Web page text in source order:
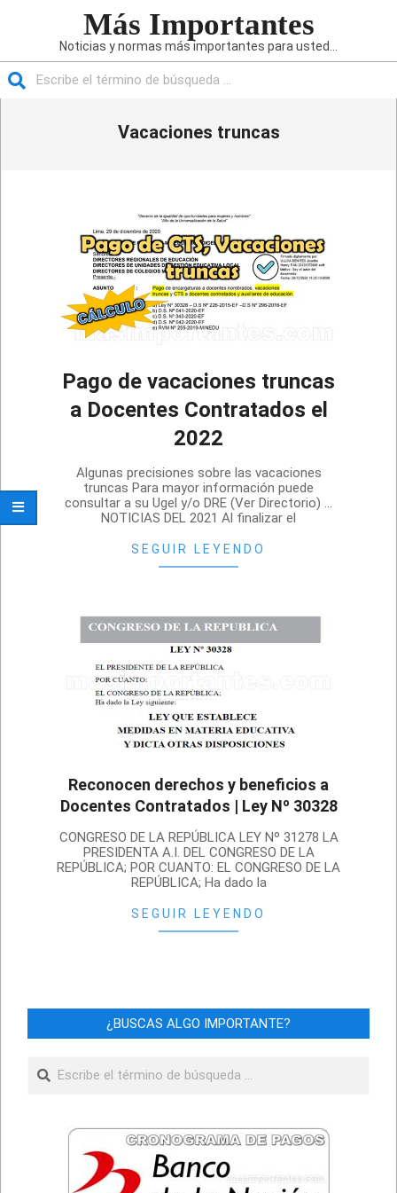
Más Importantes
Noticias y normas más importantes para usted...
Vacaciones truncas
Pago de vacaciones truncas
a Docentes Contratados el
2022
30
Algunas precisiones sobre las vacaciones
truncas Para mayor información puede
consultar a su Ugel y/o DRE (Ver Directorio) …
NOTICIAS DEL 2021 Al finalizar el
SEGUIR LEYENDO
Reconocen derechos y beneficios a
Docentes Contratados | Ley Nº 30328
15
CONGRESO DE LA REPÚBLICA LEY Nº 31278 LA
PRESIDENTA A.I. DEL CONGRESO DE LA
REPÚBLICA; POR CUANTO: EL CONGRESO DE LA
REPÚBLICA; Ha dado la
SEGUIR LEYENDO
¿BUSCAS ALGO IMPORTANTE?
Buscar